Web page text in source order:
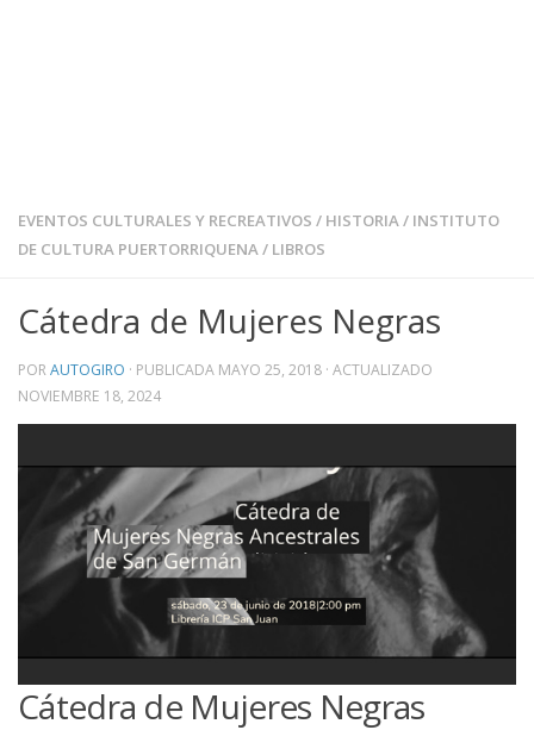
EVENTOS CULTURALES Y RECREATIVOS / HISTORIA/ INSTITUTO
DE CULTURA PUERTORRIQUENA/ LIBROS
Cátedra de Mujeres Negras
PORAUTOGIRO · PUBLICADA MAYO 25, 2018 · ACTUALIZADO
NOVIEMBRE 18, 2024
Cátedra de Mujeres Negras